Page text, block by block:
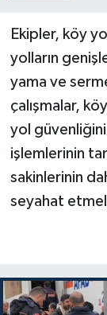
Ekipler, köy
yolların
yama ve
çalışmalar,
yol
işlemlerinin
sakinlerinin
seyahat